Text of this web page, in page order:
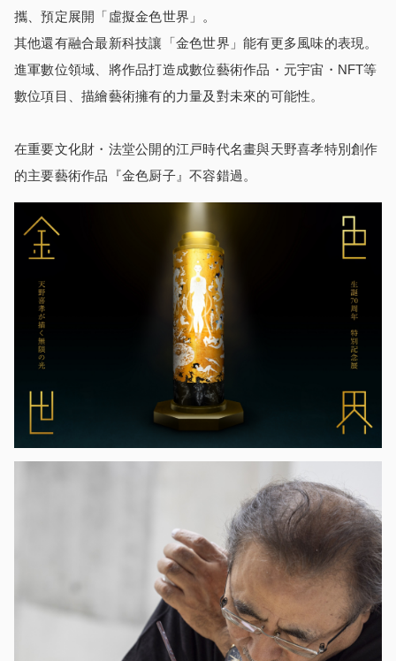
攜、預定展開「虛擬金色世界」。
其他還有融合最新科技讓「金色世界」能有更多風味的表現。
進軍數位領域、將作品打造成數位藝術作品・元宇宙・NFT等
數位項目、描繪藝術擁有的力量及對未來的可能性。
在重要文化財・法堂公開的江戸時代名畫與天野喜孝特別創作
的主要藝術作品『金色厨子』不容錯過。